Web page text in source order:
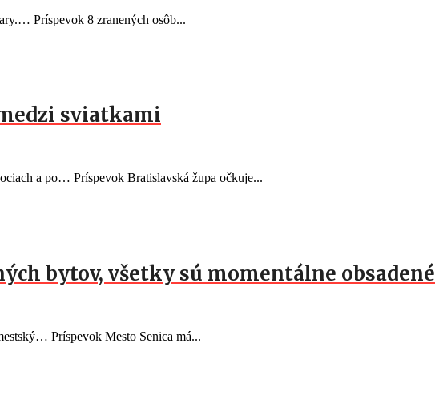
Príspevok 8 zranených osôb...
sviatkami
a po… Príspevok Bratislavská župa očkuje...
bytov, všetky sú momentálne obsadené
Príspevok Mesto Senica má...